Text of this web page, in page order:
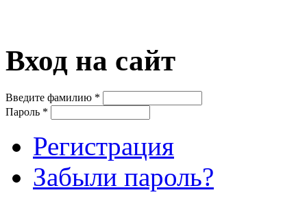
Вход на сайт
Введите фамилию *
Пароль *
Регистрация
Забыли пароль?